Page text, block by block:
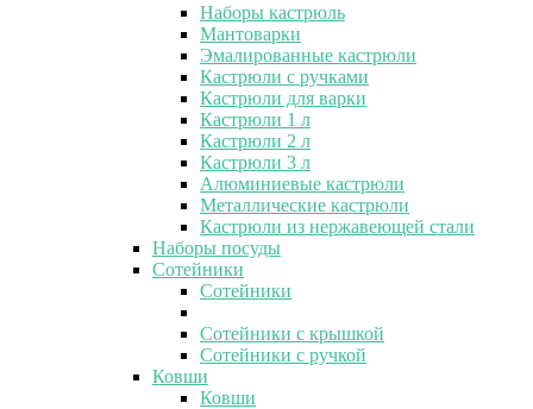
Наборы кастрюль
Мантоварки
Эмалированные кастрюли
Кастрюли с ручками
Кастрюли для варки
Кастрюли 1 л
Кастрюли 2 л
Кастрюли 3 л
Алюминиевые кастрюли
Металлические кастрюли
Кастрюли из нержавеющей стали
Наборы посуды
Сотейники
Сотейники
Сотейники с крышкой
Сотейники с ручкой
Ковши
Ковши